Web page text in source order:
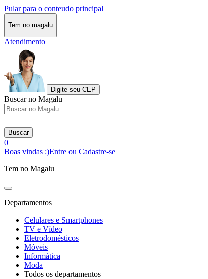
Pular para o conteudo principal
Tem no magalu
Atendimento
Digite seu CEP
Buscar no Magalu
Buscar
0
Boas vindas :)Entre ou Cadastre-se
Tem no Magalu
Departamentos
Celulares e Smartphones
TV e Vídeo
Eletrodomésticos
Móveis
Informática
Moda
Todos os departamentos